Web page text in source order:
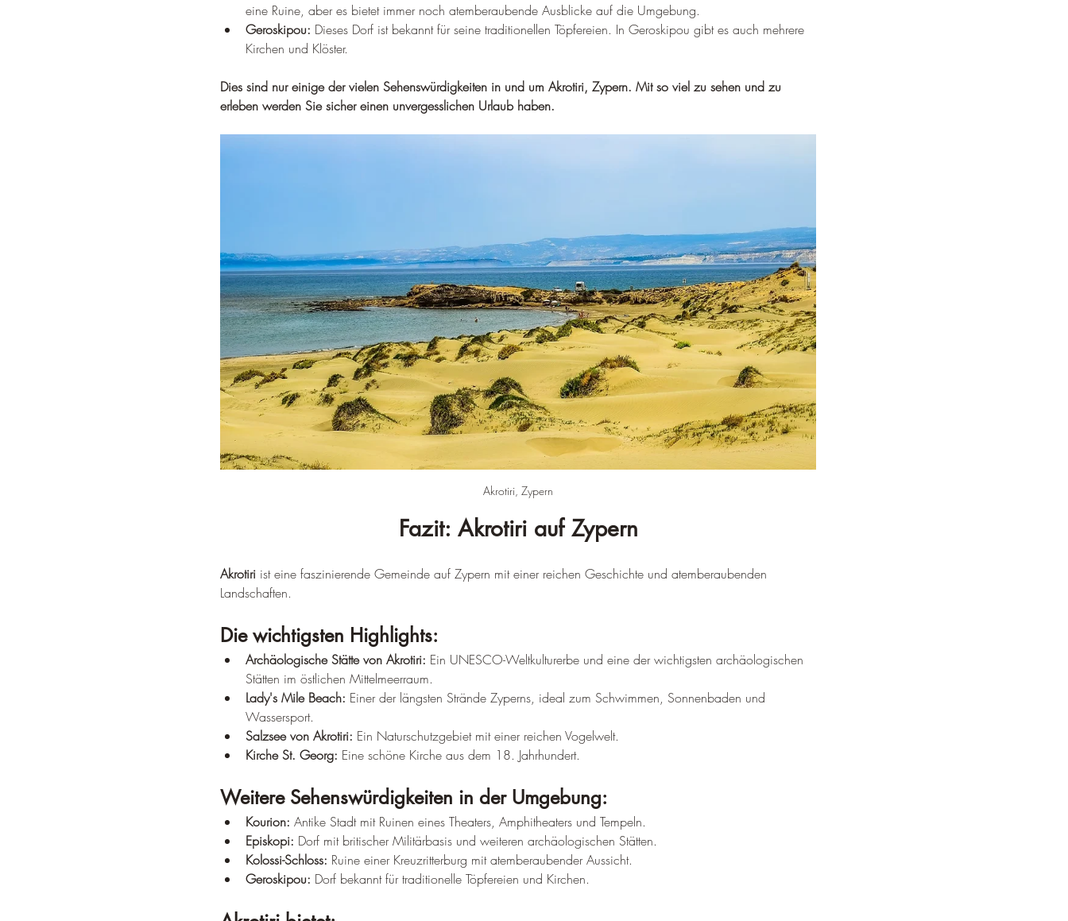
eine Ruine, aber es bietet immer noch atemberaubende Ausblicke auf die Umgebung.
Geroskipou: Dieses Dorf ist bekannt für seine traditionellen Töpfereien. In Geroskipou gibt es auch mehrere
Kirchen und Klöster.
Dies sind nur einige der vielen Sehenswürdigkeiten in und um Akrotiri, Zypern. Mit so viel zu sehen und zu
erleben werden Sie sicher einen unvergesslichen Urlaub haben.
Akrotiri, Zypern
Fazit: Akrotiri auf Zypern
Akrotiri ist eine faszinierende Gemeinde auf Zypern mit einer reichen Geschichte und atemberaubenden
Landschaften.
Die wichtigsten Highlights:
Archäologische Stätte von Akrotiri: Ein UNESCO-Weltkulturerbe und eine der wichtigsten archäologischen
Stätten im östlichen Mittelmeerraum.
Lady's Mile Beach: Einer der längsten Strände Zyperns, ideal zum Schwimmen, Sonnenbaden und
Wassersport.
Salzsee von Akrotiri: Ein Naturschutzgebiet mit einer reichen Vogelwelt.
Kirche St. Georg: Eine schöne Kirche aus dem 18. Jahrhundert.
Weitere Sehenswürdigkeiten in der Umgebung:
Kourion: Antike Stadt mit Ruinen eines Theaters, Amphitheaters und Tempeln.
Episkopi: Dorf mit britischer Militärbasis und weiteren archäologischen Stätten.
Kolossi-Schloss: Ruine einer Kreuzritterburg mit atemberaubender Aussicht.
Geroskipou: Dorf bekannt für traditionelle Töpfereien und Kirchen.